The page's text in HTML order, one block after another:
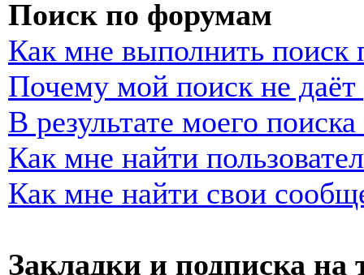
Поиск по форумам
Как мне выполнить
Почему мой поиск не даёт
В результате моего
Как мне найти
Как мне найти свои
Закладки и подписка на